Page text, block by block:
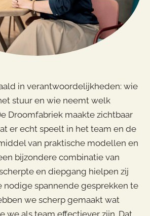
in verantwoordelijkheden: wie
stuur en wie neemt welk
Droomfabriek maakte zichtbaar
er echt speelt in het team en de
van praktische modellen en
bijzondere combinatie van
en diepgang hielpen zij
nodige spannende gesprekken te
we scherp gemaakt wat